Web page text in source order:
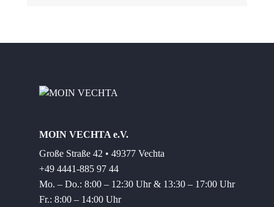
MOIN VECHTA e.V.
Große Straße 42 • 49377 Vechta
+49 4441-885 97 44
Mo. – Do.: 8:00 – 12:30 Uhr & 13:30 – 17:00 Uhr
Fr.: 8:00 – 14:00 Uhr